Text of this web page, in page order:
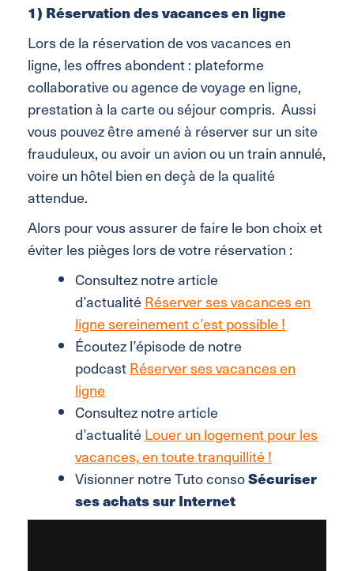
1) Réservation des vacances en ligne
Lors de la réservation de vos vacances en
ligne, les offres abondent : plateforme
collaborative ou agence de voyage en ligne,
prestation à la carte ou séjour compris. Aussi
vous pouvez être amené à réserver sur un site
frauduleux, ou avoir un avion ou un train annulé,
voire un hôtel bien en deçà de la qualité
attendue.
Alors pour vous assurer de faire le bon choix et
éviter les pièges lors de votre réservation :
Consultez notre article
d’actualitéRéserver ses vacances en
ligne sereinement c’est possible !
Écoutez l’épisode de notre
podcastRéserver ses vacances en
ligne
Consultez notre article
d’actualitéLouer un logement pour les
vacances, en toute tranquillité !
Visionner notre Tuto consoSécuriser
ses achats sur Internet